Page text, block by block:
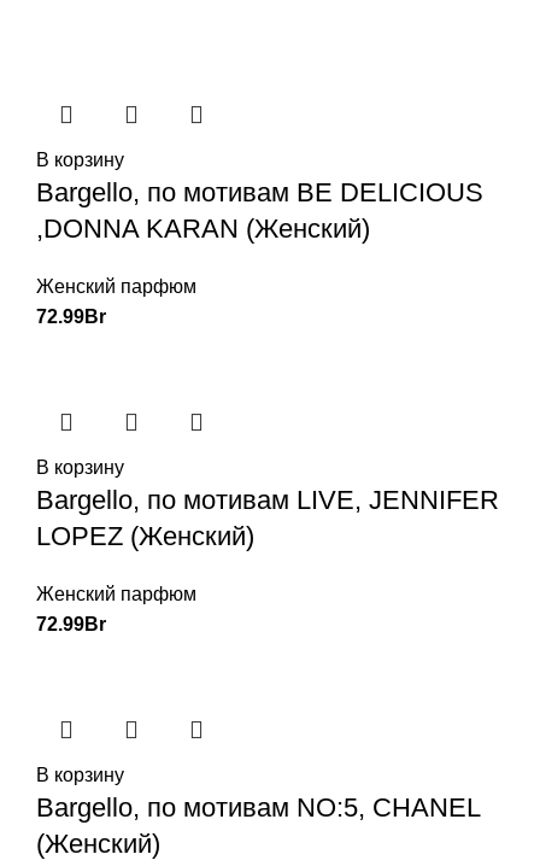
В корзину
Bargello, по мотивам BE DELICIOUS
,DONNA KARAN (Женский)
Женский парфюм
72.99Br
В корзину
Bargello, по мотивам LIVE, JENNIFER
LOPEZ (Женский)
Женский парфюм
72.99Br
В корзину
Bargello, по мотивам NO:5, CHANEL
(Женский)